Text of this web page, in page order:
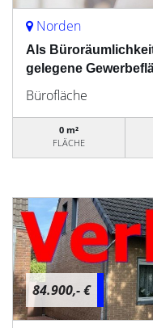
Norden
Als
gelegene
Bürofläche
0 m²
FLÄCHE
84.900,- €